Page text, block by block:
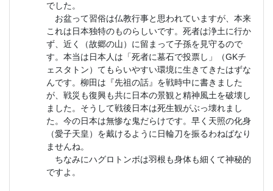
でした。
お盆って習俗は仏教行事と思われていますが、本来
これは日本独特のものらしいです。死者は浄土に行か
ず、近く（故郷の山）に留まって子孫を見守るので
す。本当は日本人は「死者に墓石で投票し」（GKチ
ェスタトン）てもらいやすい環境に生きてきたはずな
んです。柳田は『先祖の話』を戦時中に書きました
が、戦災も復興も共に日本の景観と精神風土を破壊し
ました。そうして戦後日本は死生観がぶっ壊れまし
た。今の日本は無惨な鬼だらけです。早く天照の化身
（愛子天皇）を戴けるように日輪刀を振るわねばなり
ませんね。
ちなみにハグロトンボは羽根も身体も細くて神秘的
ですよ。